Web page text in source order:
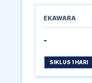
EKAWARA
-
SIKLUS 1 HARI